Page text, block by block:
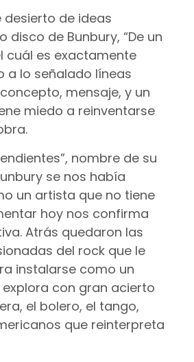
desierto de ideas
disco de Bunbury, “De un
cuál es exactamente
a lo señalado líneas
mensaje, y un
miedo a reinventarse
nombre de su
se nos había
un artista que no tiene
hoy nos confirma
Atrás quedaron las
del rock que le
instalarse como un
con gran acierto
el bolero, el tango,
que reinterpreta